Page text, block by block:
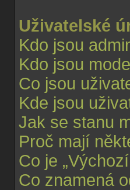
Uživatelské
Kdo jsou
Kdo jsou
Co jsou
Kde jsou
Jak se stanu
Proč mají
Co je
Co znamená